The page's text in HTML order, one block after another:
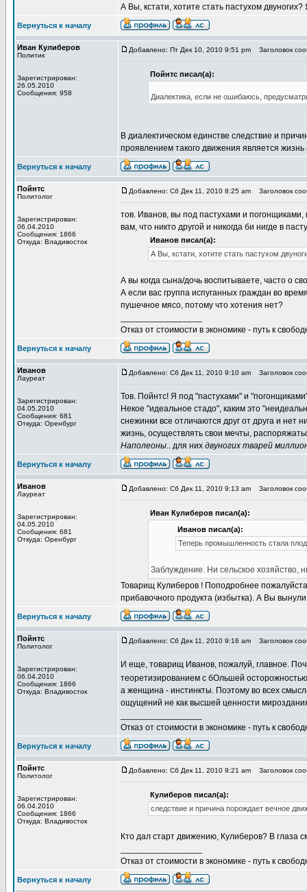
А Вы, кстати, хотите стать пастухом
Вернуться к началу
Иван Кулиберов
Политик
Зарегистрирован:
26.05.2010
Сообщения: 958
Добавлено: Пт Дек 10, 2010 9:51 pm Заголовок
Пойнтс писал(а):
Диалектика, если не ошибаюсь,
В диалектическом единстве следствие и
проявлением такого движения является
Вернуться к началу
Пойнтс
Политолог
Зарегистрирован:
06.04.2010
Сообщения: 1866
Откуда: Владивосток
Добавлено: Сб Дек 11, 2010 8:25 am Заголовок
тов. Иванов, вы под пастухами и
вам, что никто другой и никогда би нигде в
Иванов писал(а):
А Вы, кстати, хотите стать пастухом
А вы когда сына/дочь воспитываете, часто о
А если вас группа испуганных граждан во
пушечное мясо, потому что хотения нет?
Отказ от стоимости в экономике - путь к
Вернуться к началу
Иванов
Лауреат
Зарегистрирован:
04.05.2010
Сообщения: 681
Откуда: Оренбург
Добавлено: Сб Дек 11, 2010 9:10 am Заголовок
Тов. Пойнтс! Я под "пастухами" и
Некое "идеальное стадо", каким это
снежинки все отличаются друг от друга и
жизнь, осуществлять свои мечты,
Наполеоны.. для них двуногих тварей
Вернуться к началу
Иванов
Лауреат
Зарегистрирован:
04.05.2010
Сообщения: 681
Откуда: Оренбург
Добавлено: Сб Дек 11, 2010 9:13 am Заголовок
Иван Кулиберов писал(а):
Иванов писал(а):
Теперь промышленность стала
Заблуждение. Ни сельское
Товарищ Кулиберов ! Поподробнее
прибавочного продукта (избытка). А Вы
Вернуться к началу
Пойнтс
Политолог
Зарегистрирован:
06.04.2010
Сообщения: 1866
Откуда: Владивосток
Добавлено: Сб Дек 11, 2010 9:16 am Заголовок
И еще, товарищ Иванов, пожалуй, главное.
теоретизированием с бОльшей осторожностью
а женщина - инстинкты. Поэтому во всех
ощущений не как высшей ценности
Отказ от стоимости в экономике - путь к
Вернуться к началу
Пойнтс
Политолог
Зарегистрирован:
06.04.2010
Сообщения: 1866
Откуда: Владивосток
Добавлено: Сб Дек 11, 2010 9:21 am Заголовок
Кулиберов писал(а):
следствие и причина порождает вечное
Кто дал старт движению, Кулиберов? В глаза
Отказ от стоимости в экономике - путь к
Вернуться к началу